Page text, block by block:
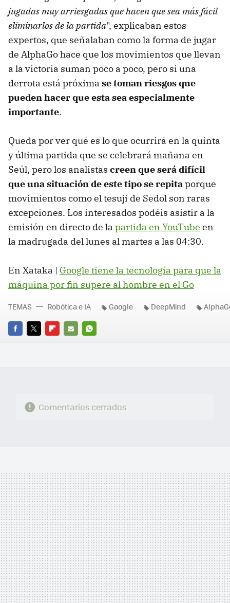
jugadas muy arriesgadas que hacen que sea más fácil
eliminarlos de la partida", explicaban estos
expertos, que señalaban como la forma de jugar
de AlphaGo hace que los movimientos que llevan
a la victoria suman poco a poco, pero si una
derrota está próxima se toman riesgos que
pueden hacer que esta sea especialmente
importante.
Queda por ver qué es lo que ocurrirá en la quinta
y última partida que se celebrará mañana en
Seúl, pero los analistas creen que será difícil
que una situación de este tipo se repitaporque
movimientos como el tesuji de Sedol son raras
excepciones. Los interesados podéis asistir a la
emisión en directo de la partida en YouTube en
la madrugada del lunes al martes a las 04:30.
En Xataka | Google tiene la tecnología para que la
máquina por fin supere al hombre en el Go
FACEBOOK
TWITTERFLIPBOARD
E-
WHATSAPP
TEMAS Robótica e IA Google DeepMind
Comentarios cerrados